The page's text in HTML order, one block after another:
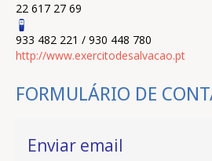
22 617 27 69
933 482 221 / 930 448 780
http://www.exercitodesalvacao.pt
FORMULÁRIO DE
Enviar email